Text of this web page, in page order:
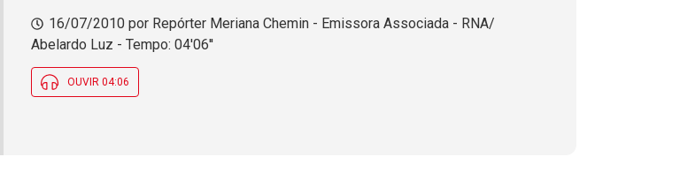
16/07/2010 por Repórter Meriana Chemin - Emissora Associada - RNA/
Abelardo Luz - Tempo: 04'06''
OUVIR 04:06